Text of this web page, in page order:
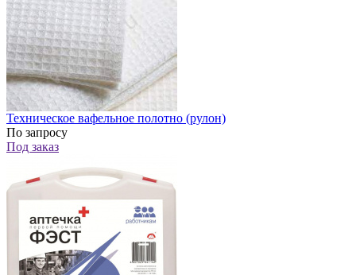
Техническое вафельное полотно (рулон)
По запросу
Под заказ